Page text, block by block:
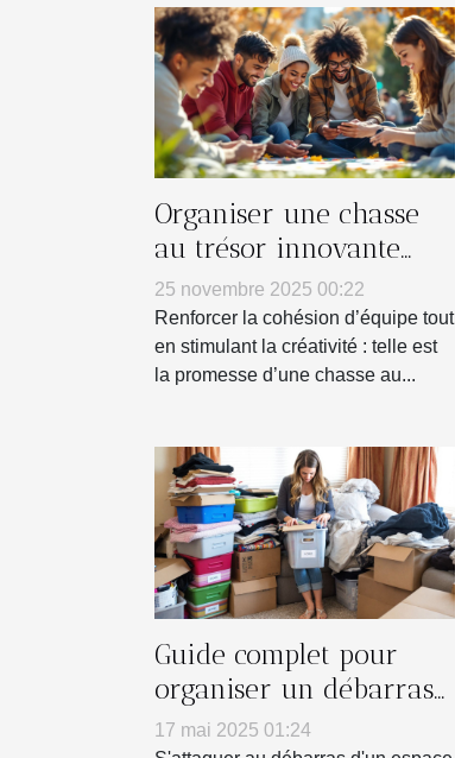
Organiser une chasse
au trésor innovante
pour renforcer l'esprit
d'équipe
25 novembre 2025 00:22
Renforcer la cohésion d’équipe tout
en stimulant la créativité : telle est
la promesse d’une chasse au...
Guide complet pour
organiser un débarras
efficace de votre espace
17 mai 2025 01:24